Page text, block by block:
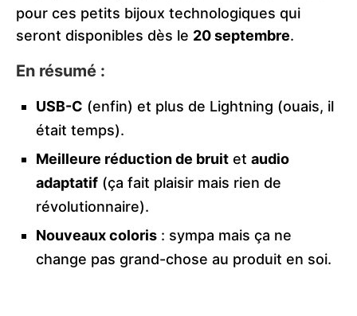
pour ces petits bijoux technologiques qui
seront disponibles dès le 20 septembre.
En résumé :
USB-C (enfin) et plus de Lightning (ouais, il
était temps).
Meilleure réduction de bruit et audio
adaptatif (ça fait plaisir mais rien de
révolutionnaire).
Nouveaux coloris : sympa mais ça ne
change pas grand-chose au produit en soi.